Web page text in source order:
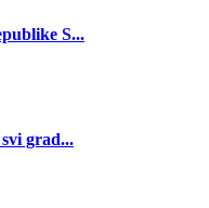
S...
grad...